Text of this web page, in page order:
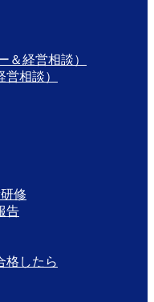
＆経営相談）
相談）
修
告
格したら